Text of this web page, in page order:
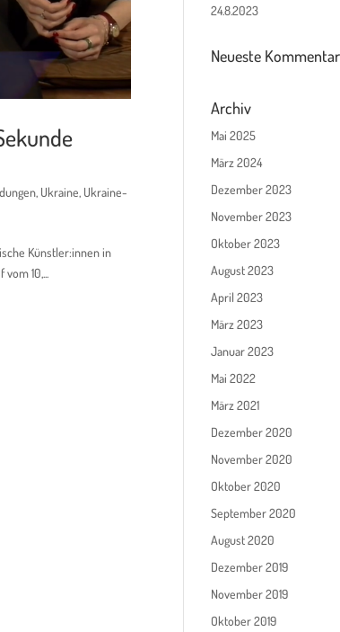
, Ukraine, Ukraine-
Künstler:innen in
10,...
24.8.2023
Neueste
Archiv
Mai 2025
März 2024
Dezember 2023
November 2023
Oktober 2023
August 2023
April 2023
März 2023
Januar 2023
Mai 2022
März 2021
Dezember 2020
November 2020
Oktober 2020
September 2020
August 2020
Dezember 2019
November 2019
Oktober 2019